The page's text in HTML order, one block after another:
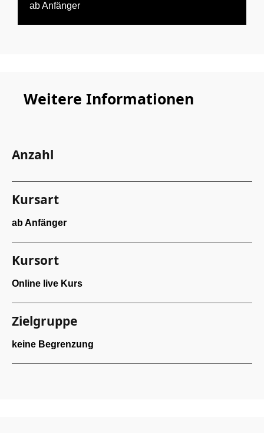
ab Anfänger
Weitere Informationen
Anzahl
Kursart
ab Anfänger
Kursort
Online live Kurs
Zielgruppe
keine Begrenzung